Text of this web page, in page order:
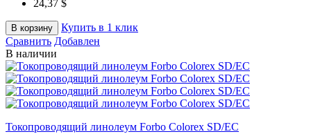
24,37 $
В корзину
Купить в 1 клик
Сравнить Добавлен
В наличии
Токопроводящий линолеум Forbo Colorex SD/EC